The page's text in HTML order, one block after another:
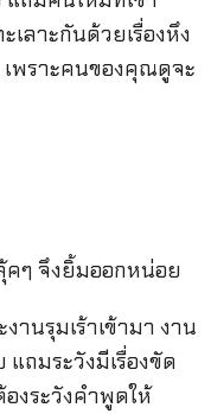
เลาะกันด้วยเรื่องหึง
พราะคนของคุณดูจะ
คๆ จึงยิ้มออกหน่อย
านรุมเร้าเข้ามา งาน
แถมระวังมีเรื่องขัด
งระวังคำพูดให้